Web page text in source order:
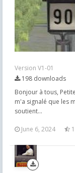
Version V1-01
198 downloads
Bonjour à tous,
m'a signalé que les
soutient...
June 6, 2024